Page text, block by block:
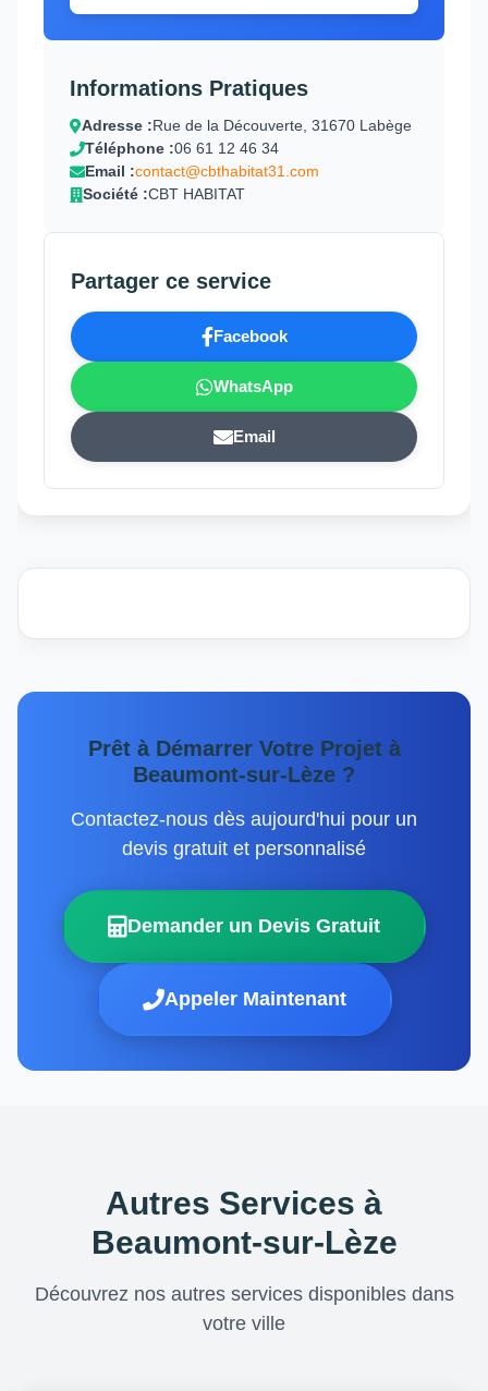
Informations Pratiques
Adresse :Rue de la Découverte, 31670 Labège
Téléphone :06 61 12 46 34
Email :contact@cbthabitat31.com
Société :CBT HABITAT
Partager ce service
Facebook
WhatsApp
Email
Prêt à Démarrer Votre Projet à
Beaumont-sur-Lèze ?
Contactez-nous dès aujourd'hui pour un
devis gratuit et personnalisé
Demander un Devis Gratuit
Appeler Maintenant
Autres Services à
Beaumont-sur-Lèze
Découvrez nos autres services disponibles dans
votre ville